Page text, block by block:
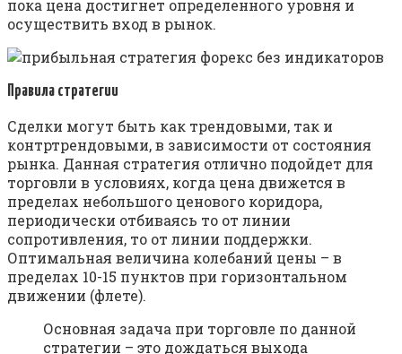
пока цена достигнет определенного уровня и
осуществить вход в рынок.
Правила стратегии
Сделки могут быть как трендовыми, так и
контртрендовыми, в зависимости от состояния
рынка. Данная стратегия отлично подойдет для
торговли в условиях, когда цена движется в
пределах небольшого ценового коридора,
периодически отбиваясь то от линии
сопротивления, то от линии поддержки.
Оптимальная величина колебаний цены – в
пределах 10-15 пунктов при горизонтальном
движении (флете).
Основная задача при торговле по данной
стратегии – это дождаться выхода